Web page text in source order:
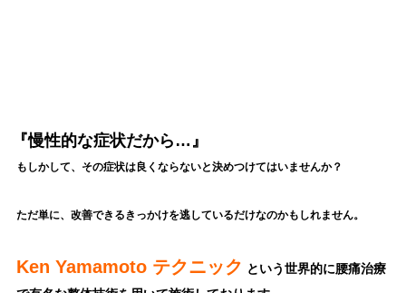
『慢性的な症状だから…』
もしかして、その症状は良くならないと決めつけてはいませんか？
ただ単に、改善できるきっかけを逃しているだけなのかもしれません。
Ken Yamamoto テクニック という世界的に腰痛治療